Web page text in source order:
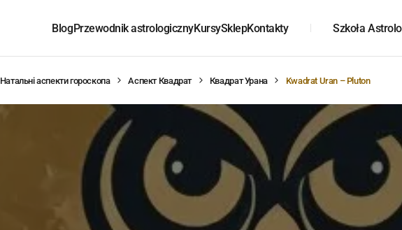
BlogPrzewodnik astrologicznyKursySklepKontakty Szkoła
Натальні аспекти гороскопа Аспект Квадрат Квадрат Урана Kwadrat Uran – Pluton